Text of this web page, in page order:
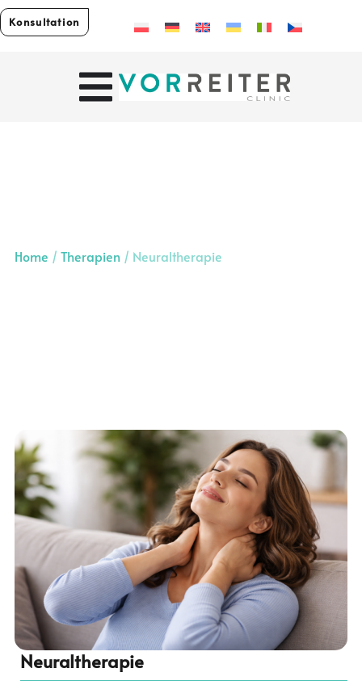
Konsultation
Home / Therapien / Neuraltherapie
Neuraltherapie